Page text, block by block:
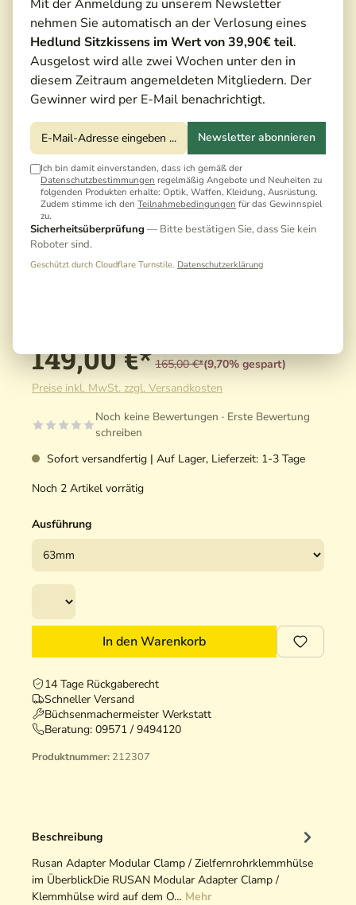
Mit der Anmeldung zu unserem Newsletter
nehmen Sie automatisch an der Verlosung eines
Hedlund Sitzkissens im Wert von 39,90€ teil.
Ausgelost wird alle zwei Wochen unter den in
diesem Zeitraum angemeldeten Mitgliedern. Der
Gewinner wird per E-Mail benachrichtigt.
Newsletter abonnieren
Ich bin damit einverstanden, dass ich gemäß der
Datenschutzbestimmungen regelmäßig Angebote und Neuheiten zu
folgenden Produkten erhalte: Optik, Waffen, Kleidung, Ausrüstung.
Zudem stimme ich den Teilnahmebedingungen für das Gewinnspiel
zu.
Sicherheitsüberprüfung — Bitte bestätigen Sie, dass Sie kein
Roboter sind.
Geschützt durch Cloudflare Turnstile. Datenschutzerklärung
149,00 €* 165,00 €*(9,70% gespart)
Preise inkl. MwSt. zzgl. Versandkosten
Noch keine Bewertungen · Erste Bewertung
schreiben
Sofort versandfertig | Auf Lager, Lieferzeit: 1-3 Tage
Noch 2 Artikel vorrätig
Ausführung
In den Warenkorb
14 Tage Rückgaberecht
Schneller Versand
Büchsenmachermeister Werkstatt
Beratung: 09571 / 9494120
Produktnummer: 212307
Beschreibung
Rusan Adapter Modular Clamp / Zielfernrohrklemmhülse
im ÜberblickDie RUSAN Modular Adapter Clamp /
Klemmhülse wird auf dem O… Mehr